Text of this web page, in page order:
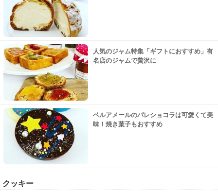
人気のジャム特集「ギフトにおすすめ」有
名店のジャムで贅沢に
ベルアメールのパレショコラは可愛くて美
味！焼き菓子もおすすめ
クッキー